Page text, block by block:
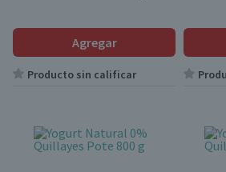
Agregar
Producto sin calificar